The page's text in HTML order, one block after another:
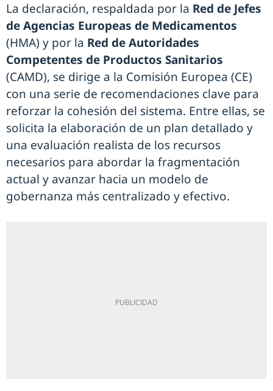
La declaración, respaldada por la Red de Jefes
de Agencias Europeas de Medicamentos
(HMA) y por la Red de Autoridades
Competentes de Productos Sanitarios
(CAMD), se dirige a la Comisión Europea (CE)
con una serie de recomendaciones clave para
reforzar la cohesión del sistema. Entre ellas, se
solicita la elaboración de un plan detallado y
una evaluación realista de los recursos
necesarios para abordar la fragmentación
actual y avanzar hacia un modelo de
gobernanza más centralizado y efectivo.